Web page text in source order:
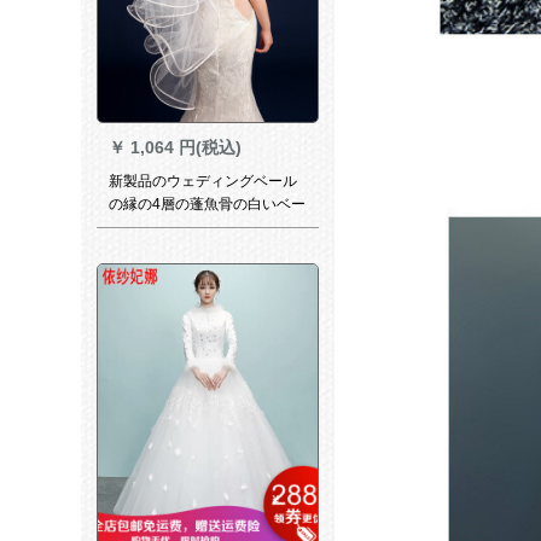
￥ 1,064 円(税込)
新製品のウェディングベール
の縁の4層の蓬魚骨の白いベー
ルの多層のベールの新型の新